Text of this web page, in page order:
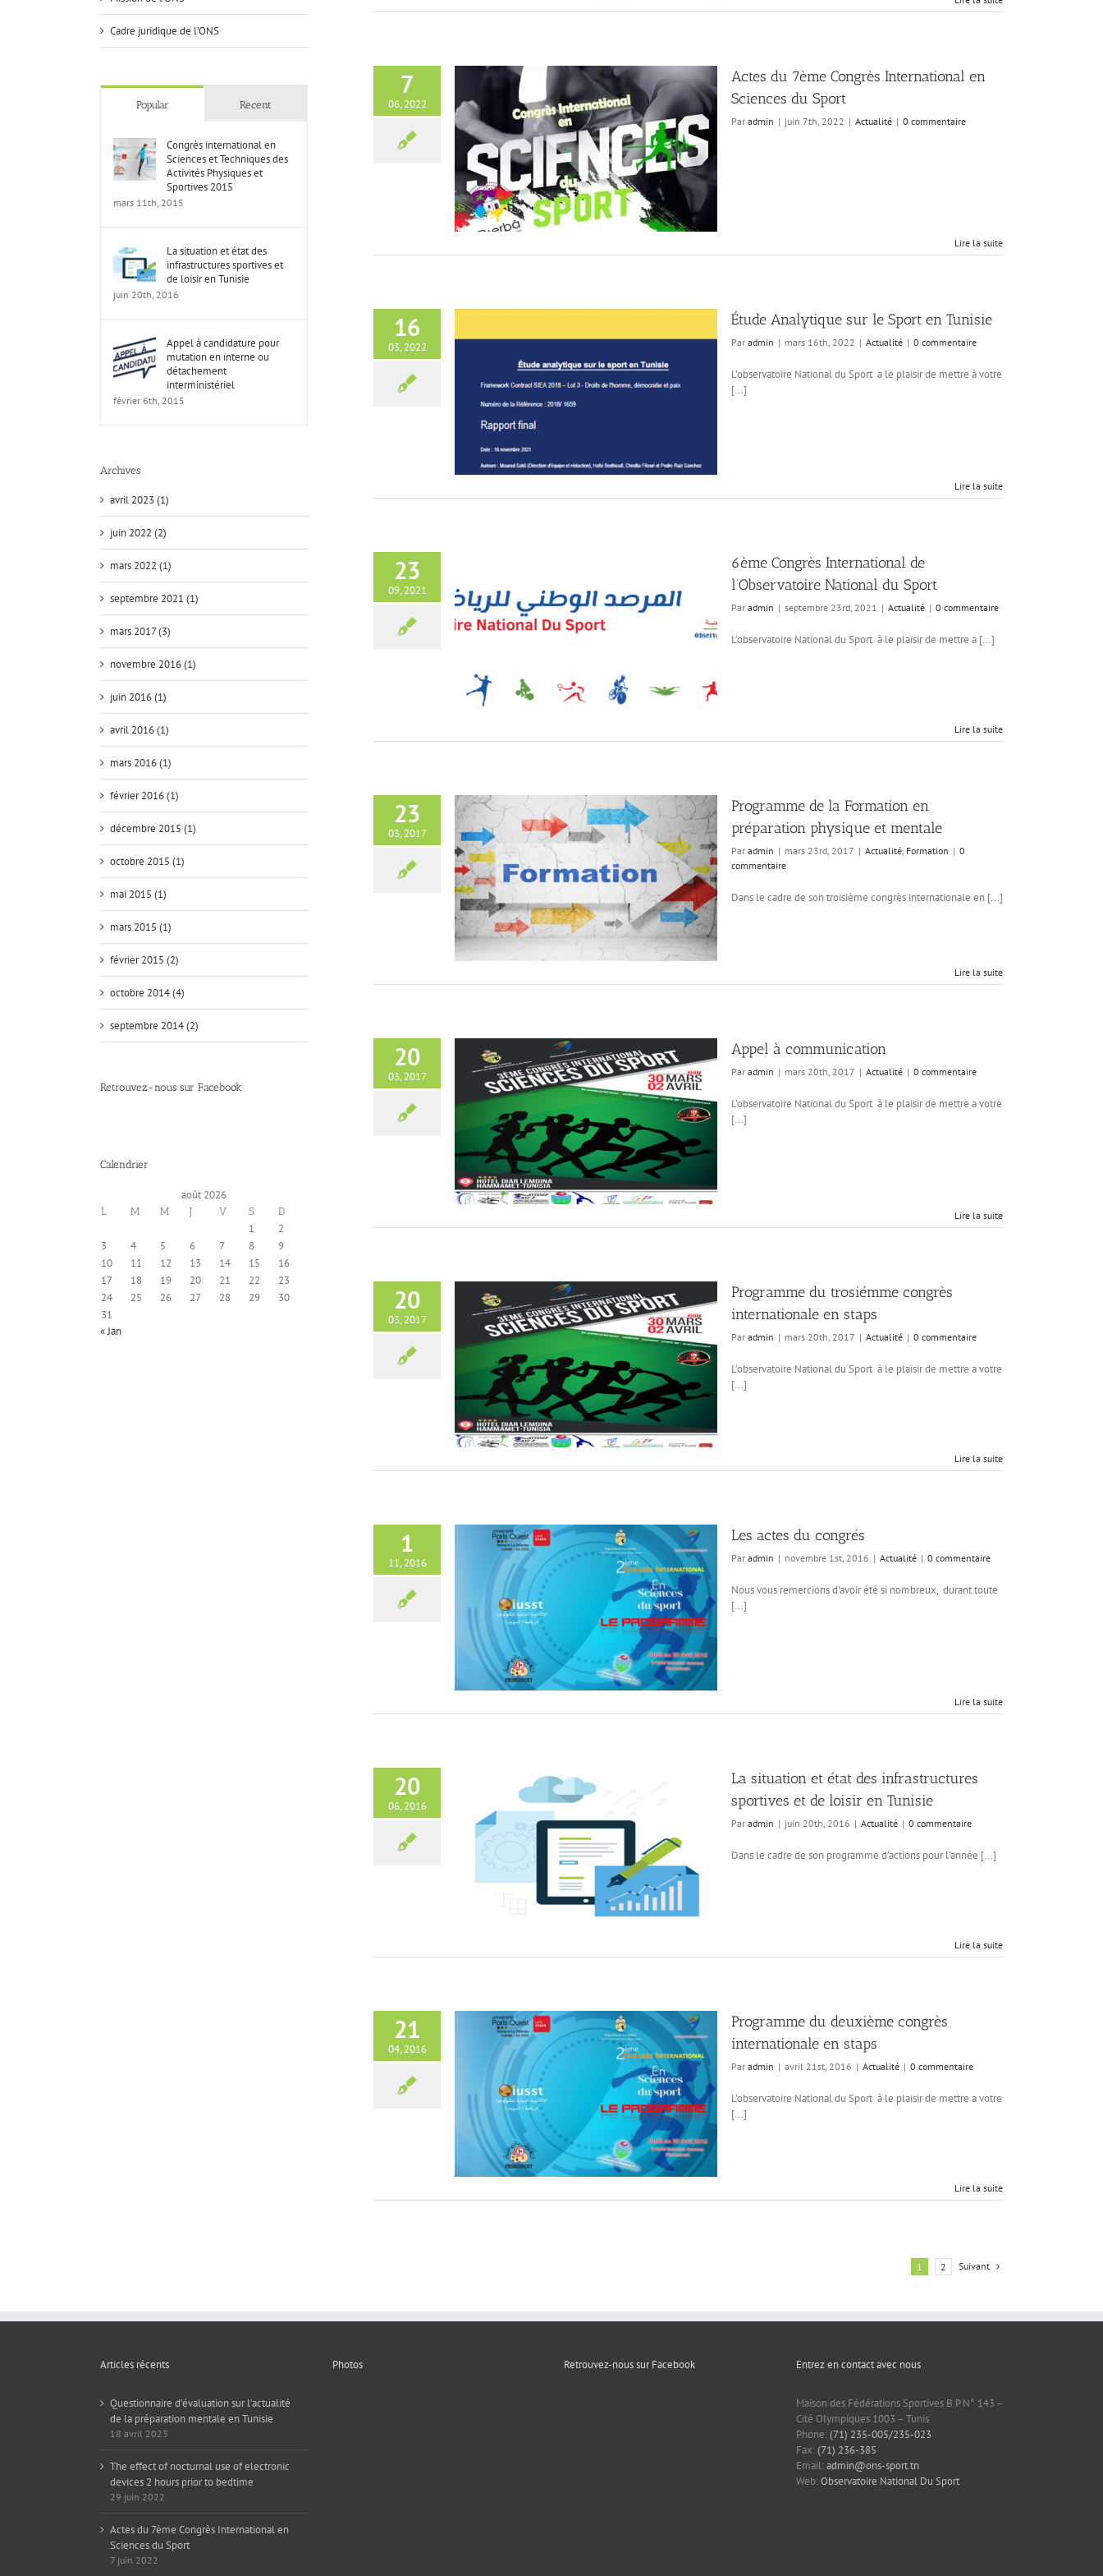
7
06, 2022
Actes du 7ème Congrès International en
Sciences du Sport
Actes du 7ème Congrès International en
Sciences du Sport
Par admin | juin 7th, 2022 | Actualité | 0 commentaire
Lire la suite
16
03, 2022
Étude Analytique sur le Sport en Tunisie
Par admin | mars 16th, 2022 | Actualité | 0 commentaire
L’observatoire National du Sport a le plaisir de mettre à votre
[...]
Lire la suite
23
09, 2021
6ème Congrès International de l’Observatoire
6ème Congrès International de
l’Observatoire National du Sport
Par admin | septembre 23rd, 2021 | Actualité | 0 commentaire
L’observatoire National du Sport à le plaisir de mettre a [...]
Lire la suite
23
03, 2017
Programme de la Formation en préparation
Actualité
Programme de la Formation en
préparation physique et mentale
Par admin | mars 23rd, 2017 | Actualité, Formation | 0
commentaire
Dans le cadre de son troisième congrès internationale en [...]
Lire la suite
20
03, 2017
Appel à communication
Par admin | mars 20th, 2017 | Actualité | 0 commentaire
L’observatoire National du Sport à le plaisir de mettre a votre
[...]
Lire la suite
20
03, 2017
Programme du trosiémme congrès
Programme du trosiémme congrès
internationale en staps
Par admin | mars 20th, 2017 | Actualité | 0 commentaire
L’observatoire National du Sport à le plaisir de mettre a votre
[...]
Lire la suite
1
11, 2016
Les actes du congrés
Par admin | novembre 1st, 2016 | Actualité | 0 commentaire
Nous vous remercions d'avoir été si nombreux, durant toute
[...]
Lire la suite
20
06, 2016
La situation et état des infrastructures
La situation et état des infrastructures
sportives et de loisir en Tunisie
Par admin | juin 20th, 2016 | Actualité | 0 commentaire
Dans le cadre de son programme d’actions pour l’année [...]
Lire la suite
21
04, 2016
Programme du deuxième congrès
Programme du deuxième congrès
internationale en staps
Par admin | avril 21st, 2016 | Actualité | 0 commentaire
L'observatoire National du Sport à le plaisir de mettre a votre
[...]
Lire la suite
1 2 Suivant
Cadre juridique de l’ONS
Popular Recent
Congrès international en
Sciences et Techniques des
Activités Physiques et
Sportives 2015
mars 11th, 2015
La situation et état des
infrastructures sportives et
de loisir en Tunisie
juin 20th, 2016
Appel à candidature pour
mutation en interne ou
détachement
interministériel
février 6th, 2015
Archives
avril 2023 (1)
juin 2022 (2)
mars 2022 (1)
septembre 2021 (1)
mars 2017 (3)
novembre 2016 (1)
juin 2016 (1)
avril 2016 (1)
mars 2016 (1)
février 2016 (1)
décembre 2015 (1)
octobre 2015 (1)
mai 2015 (1)
mars 2015 (1)
février 2015 (2)
octobre 2014 (4)
septembre 2014 (2)
Retrouvez-nous sur Facebook
Calendrier
août 2026
L M M J V S D
1
2
3
4 5 6 7 8
9
10
11 12 13 14 15
16
17
18 19 20 21 22
23
24
25 26 27 28 29
30
31
« Jan
Articles récents
Questionnaire d’évaluation sur l’actualité
de la préparation mentale en Tunisie
18 avril 2023
The effect of nocturnal use of electronic
devices 2 hours prior to bedtime
29 juin 2022
Actes du 7ème Congrès International en
Sciences du Sport
7 juin 2022
Photos Retrouvez-nous sur Facebook Entrez en contact avec nous
Maison des Fédérations Sportives B.P N° 143 –
Cité Olympiques 1003 – Tunis
Phone:(71) 235-005/235-023
Fax:(71) 236-385
Email:admin@ons-sport.tn
Web:Observatoire National Du Sport